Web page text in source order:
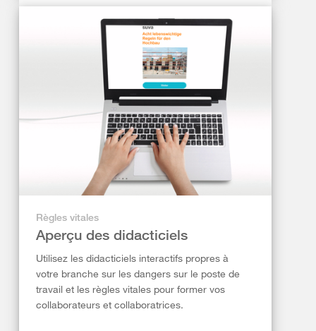
Règles vitales
Aperçu des didacticiels
Utilisez les didacticiels interactifs propres à
votre branche sur les dangers sur le poste de
travail et les règles vitales pour former vos
collaborateurs et collaboratrices.